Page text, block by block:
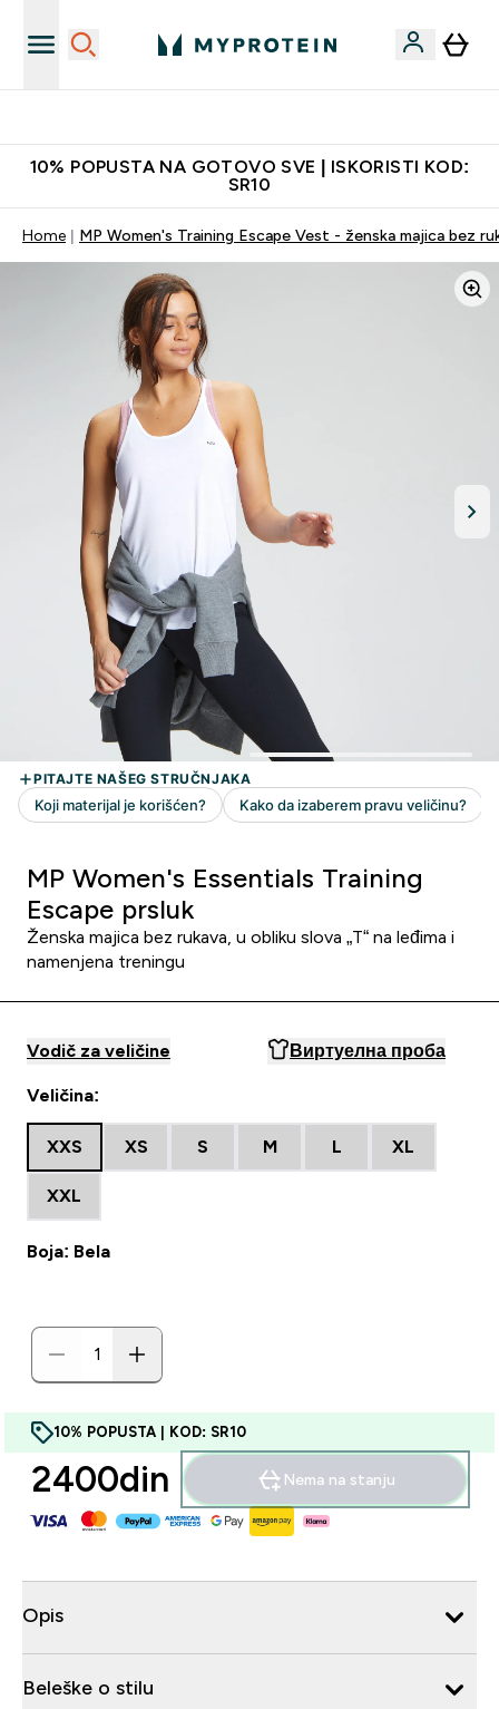
10% POPUSTA NA GOTOVO SVE | ISKORISTI KOD:
SR10
Home MP Women's Training Escape Vest - ženska majica bez
MP Women's Essentials Training
Escape prsluk
Ženska majica bez rukava, u obliku slova „T“ na leđima i
namenjena treningu
Vodič za veličine Виртуелна проба
Veličina:
XXS XS S M L XL
XXL
Boja: Bela
10% POPUSTA | KOD: SR10
2400din‎ Nema na stanju
Opis
Beleške o stilu